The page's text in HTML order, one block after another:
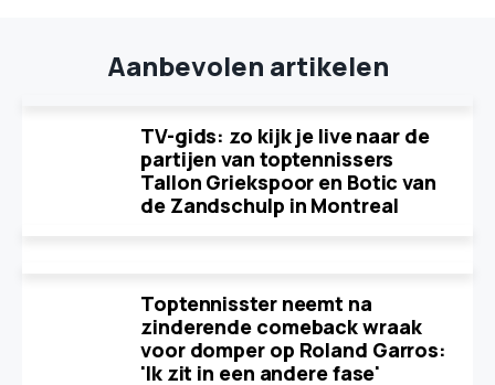
Aanbevolen artikelen
TV-gids: zo kijk je live naar de
partijen van toptennissers
Tallon Griekspoor en Botic van
de Zandschulp in Montreal
Toptennisster neemt na
zinderende comeback wraak
voor domper op Roland Garros:
'Ik zit in een andere fase'